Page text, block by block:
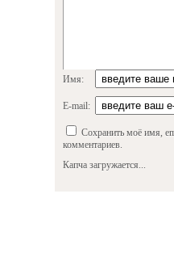
Имя:
E-mail:
Сохранить моё имя,
комментариев.
Капча загружается...